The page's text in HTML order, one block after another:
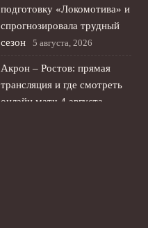
подготовку «Локомотива» и
спрогнозировала трудный
сезон
5 августа, 2026
Акрон – Ростов: прямая
трансляция и где смотреть
онлайн матч 4 августа